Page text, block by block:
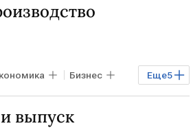
Еще5
Бизнес
выпуск